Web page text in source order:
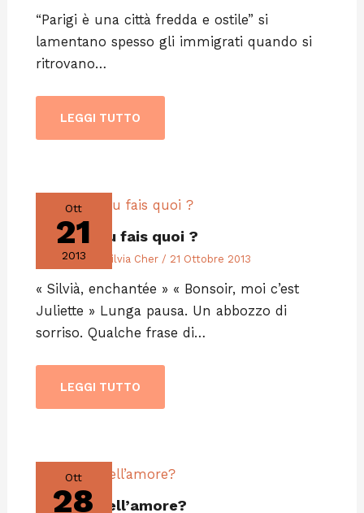
“Parigi è una città fredda e ostile” si
lamentano spesso gli immigrati quando si
ritrovano…
LEGGI TUTTO
Ott
21
2013
Et sinon tu fais quoi ?
Editoriali/ Di Silvia Cher / 21 Ottobre 2013
« Silvià, enchantée » « Bonsoir, moi c’est
Juliette » Lunga pausa. Un abbozzo di
sorriso. Qualche frase di…
LEGGI TUTTO
Ott
28
La città dell’amore?